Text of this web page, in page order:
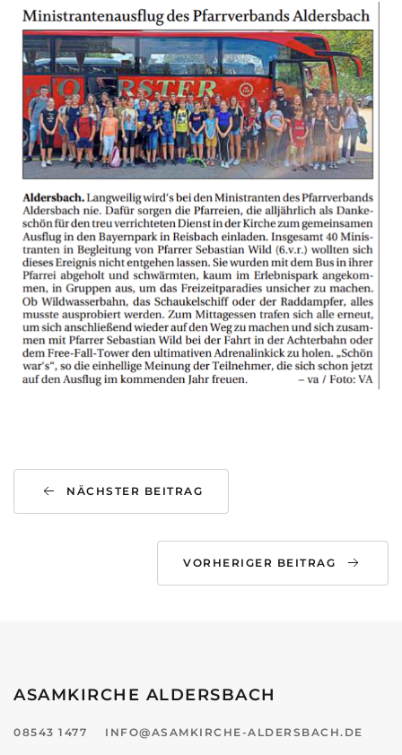
NÄCHSTER BEITRAG
VORHERIGER BEITRAG
ASAMKIRCHE ALDERSBACH
08543 1477 INFO@ASAMKIRCHE-ALDERSBACH.DE